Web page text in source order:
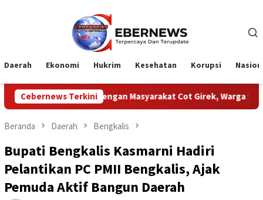
Daerah Ekonomi Hukrim Kesehatan Korupsi
Cebernews Terkini
Dengan Masyarakat Cot Girek, Warga Sampaikan Apresiasi
Beranda Daerah Bengkalis
Bupati Bengkalis Kasmarni Hadiri
Pelantikan PC PMII Bengkalis, Ajak
Pemuda Aktif Bangun Daerah